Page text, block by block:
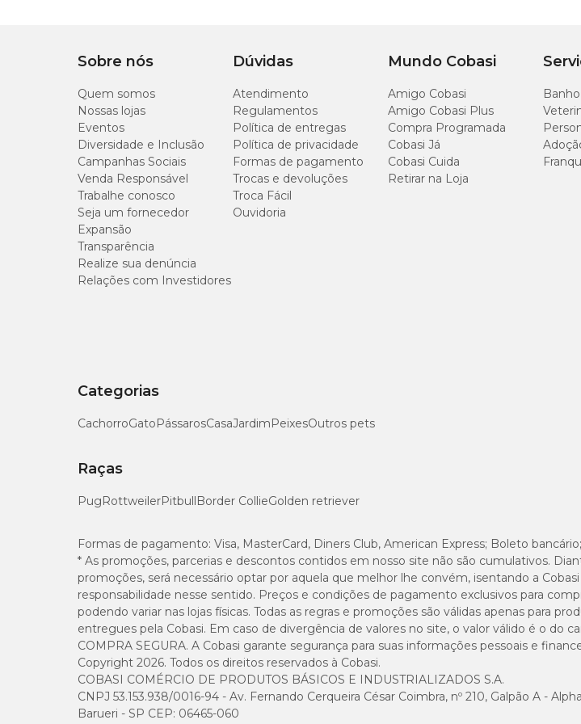
Sobre nós
Quem somos
Nossas lojas
Eventos
Diversidade e Inclusão
Campanhas Sociais
Venda Responsável
Trabalhe conosco
Seja um fornecedor
Expansão
Transparência
Realize sua denúncia
Relações com Investidores
Dúvidas
Atendimento
Regulamentos
Política de entregas
Política de privacidade
Formas de pagamento
Trocas e devoluções
Troca Fácil
Ouvidoria
Mundo Cobasi
Amigo Cobasi
Amigo Cobasi Plus
Compra Programada
Cobasi Já
Cobasi Cuida
Retirar na Loja
Categorias
CachorroGatoPássarosCasaJardimPeixesOutros pets
Raças
PugRottweilerPitbullBorder CollieGolden retriever
Formas de pagamento: Visa, MasterCard, Diners Club, American Express; Boleto
* As promoções, parcerias e descontos contidos em nosso site não são cumulativos.
promoções, será necessário optar por aquela que melhor lhe convém, isentando a
responsabilidade nesse sentido. Preços e condições de pagamento exclusivos para
podendo variar nas lojas físicas. Todas as regras e promoções são válidas apenas para
entregues pela Cobasi. Em caso de divergência de valores no site, o valor válido é o do
COMPRA SEGURA. A Cobasi garante segurança para suas informações pessoais e
Copyright 2026. Todos os direitos reservados à Cobasi.
COBASI COMÉRCIO DE PRODUTOS BÁSICOS E INDUSTRIALIZADOS S.A.
CNPJ 53.153.938/0016-94 - Av. Fernando Cerqueira César Coimbra, nº 210, Galpão A -
Barueri - SP CEP: 06465-060